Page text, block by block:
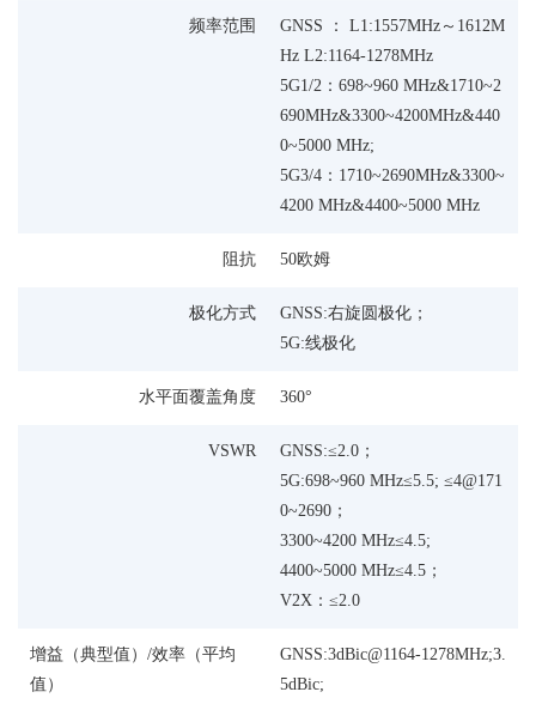
频率范围
GNSS ： L1:1557MHz～1612M
Hz L2:1164-1278MHz
5G1/2：698~960 MHz&1710~2
690MHz&3300~4200MHz&440
0~5000 MHz;
5G3/4：1710~2690MHz&3300~
4200 MHz&4400~5000 MHz
阻抗 50欧姆
极化方式
GNSS:右旋圆极化；
5G:线极化
水平面覆盖角度 360°
VSWR
GNSS:≤2.0；
5G:698~960 MHz≤5.5; ≤4@171
0~2690；
3300~4200 MHz≤4.5;
4400~5000 MHz≤4.5；
V2X：≤2.0
增益（典型值）/效率（平均
值）
GNSS:3dBic@1164-1278MHz;3.
5dBic;